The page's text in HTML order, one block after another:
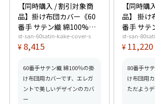
【同時購入 / 割引対象商
品】掛け布団カバー《60
番手 サテン織 綿100%》
シングル
st-san-60satin-kake-cover-s
¥ 8,415
60番手サテン織 綿100％の掛
け布団用カバーです、エレガ
ントで美しいデザインのカバ
ー
【同時購
品】 掛け
番手 サテ
シングル
st-san-
¥ 11,220
80番手サ
け布団用
ただよう